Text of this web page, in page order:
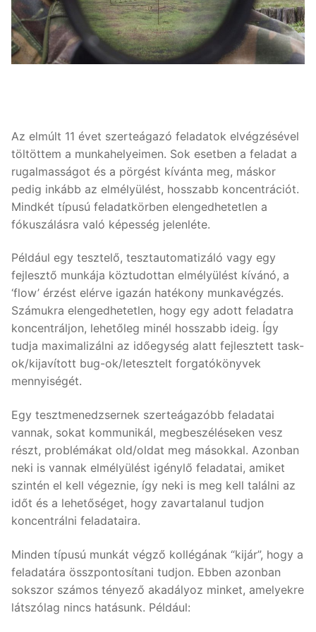
Az elmúlt 11 évet szerteágazó feladatok elvégzésével
töltöttem a munkahelyeimen. Sok esetben a feladat a
rugalmasságot és a pörgést kívánta meg, máskor
pedig inkább az elmélyülést, hosszabb koncentrációt.
Mindkét típusú feladatkörben elengedhetetlen a
fókuszálásra való képesség jelenléte.
Például egy tesztelő, tesztautomatizáló vagy egy
fejlesztő munkája köztudottan elmélyülést kívánó, a
‘flow’ érzést elérve igazán hatékony munkavégzés.
Számukra elengedhetetlen, hogy egy adott feladatra
koncentráljon, lehetőleg minél hosszabb ideig. Így
tudja maximalizálni az időegység alatt fejlesztett task-
ok/kijavított bug-ok/letesztelt forgatókönyvek
mennyiségét.
Egy tesztmenedzsernek szerteágazóbb feladatai
vannak, sokat kommunikál, megbeszéléseken vesz
részt, problémákat old/oldat meg másokkal. Azonban
neki is vannak elmélyülést igénylő feladatai, amiket
szintén el kell végeznie, így neki is meg kell találni az
időt és a lehetőséget, hogy zavartalanul tudjon
koncentrálni feladataira.
Minden típusú munkát végző kollégának “kijár”, hogy a
feladatára összpontosítani tudjon. Ebben azonban
sokszor számos tényező akadályoz minket, amelyekre
látszólag nincs hatásunk. Például: